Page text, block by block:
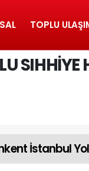
TOPLU
SIHHIYE
İstanbul